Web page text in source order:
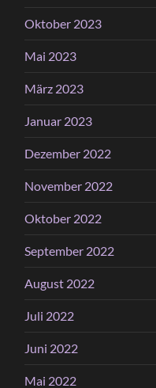
Oktober 2023
Mai 2023
März 2023
Januar 2023
Dezember 2022
November 2022
Oktober 2022
September 2022
August 2022
Juli 2022
Juni 2022
Mai 2022